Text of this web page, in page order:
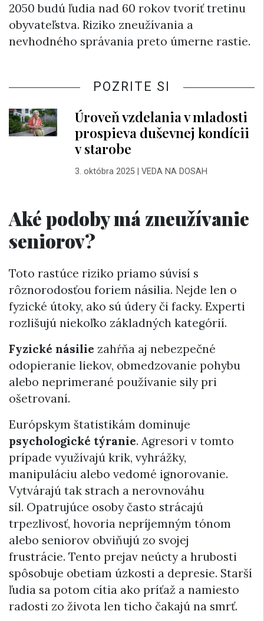
2050 budú ľudia nad 60 rokov tvoriť tretinu
obyvateľstva. Riziko zneužívania a
nevhodného správania preto úmerne rastie.
POZRITE SI
Úroveň vzdelania v mladosti
prospieva duševnej kondícii
v starobe
3. októbra 2025| VEDA NA DOSAH
Aké podoby má zneužívanie
seniorov?
Toto rastúce riziko priamo súvisí s
rôznorodosťou foriem násilia. Nejde len o
fyzické útoky, ako sú údery či facky. Experti
rozlišujú niekoľko základných kategórií.
Fyzické násilie zahŕňa aj nebezpečné
odopieranie liekov, obmedzovanie pohybu
alebo neprimerané používanie sily pri
ošetrovaní.
Európskym štatistikám dominuje
psychologické týranie. Agresori v tomto
prípade využívajú krik, vyhrážky,
manipuláciu alebo vedomé ignorovanie.
Vytvárajú tak strach a nerovnováhu
síl. Opatrujúce osoby často strácajú
trpezlivosť, hovoria nepríjemným tónom
alebo seniorov obviňujú zo svojej
frustrácie. Tento prejav neúcty a hrubosti
spôsobuje obetiam úzkosti a depresie. Starší
ľudia sa potom cítia ako príťaž a namiesto
radosti zo života len ticho čakajú na smrť.